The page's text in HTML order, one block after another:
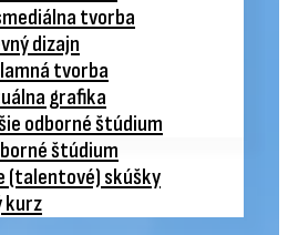
tvorba
dizajn
tvorba
grafika
odborné štúdium
štúdium
(talentové) skúšky
kurz